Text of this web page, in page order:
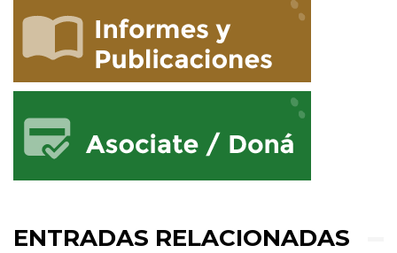
ENTRADAS RELACIONADAS